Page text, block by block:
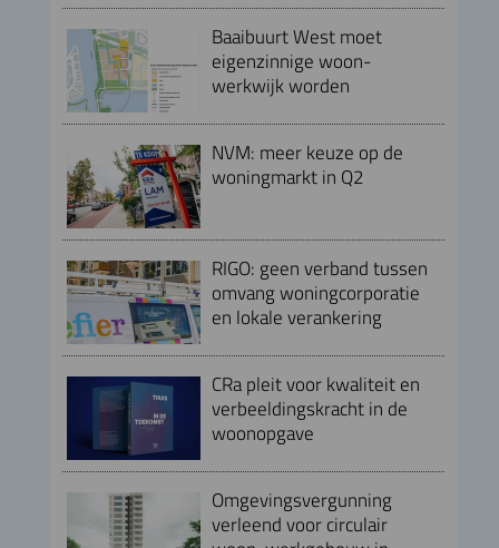
Baaibuurt West moet
eigenzinnige woon-
werkwijk worden
NVM: meer keuze op de
woningmarkt in Q2
RIGO: geen verband tussen
omvang woningcorporatie
en lokale verankering
CRa pleit voor kwaliteit en
verbeeldingskracht in de
woonopgave
Omgevingsvergunning
verleend voor circulair